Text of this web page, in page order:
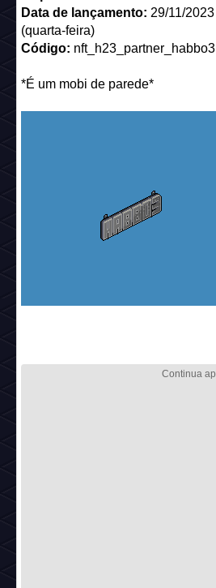
Data de lançamento: 29/11/2023
(quarta-feira)
Código: nft_h23_partner_habbo3
*É um mobi de parede*